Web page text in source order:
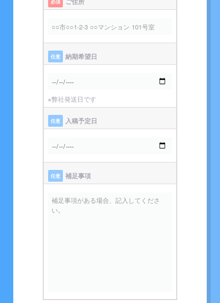
必須
任意 納期希望日
※弊社発送日です
任意 入稿予定日
任意 補足事項